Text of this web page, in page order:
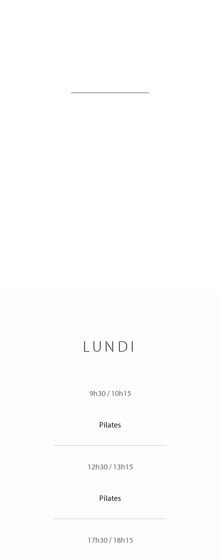
LUNDI
9h30/10h15
Pilates
12h30/13h15
Pilates
17h30/18h15